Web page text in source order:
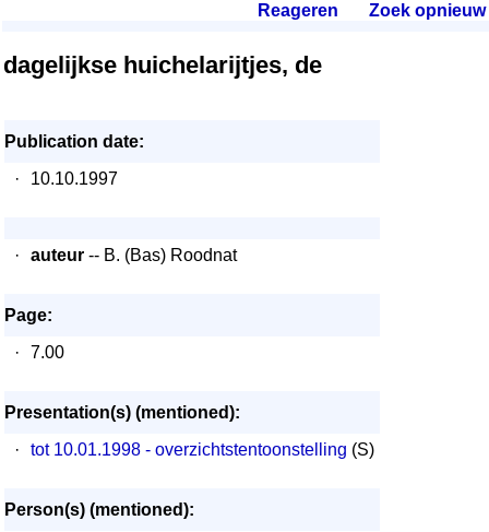
Reageren Zoek opnieuw.
dagelijkse huichelarijtjes, de
Publication date:
·
10.10.1997
· auteur -- B. (Bas) Roodnat
Page:
·
7.00
Presentation(s) (mentioned):
·
tot 10.01.1998 - overzichtstentoonstelling (S)
Person(s) (mentioned):